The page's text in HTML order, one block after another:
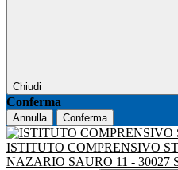
Chiudi
Conferma
Annulla Conferma
ISTITUTO COMPRENSIVO
NAZARIO SAURO 11 -